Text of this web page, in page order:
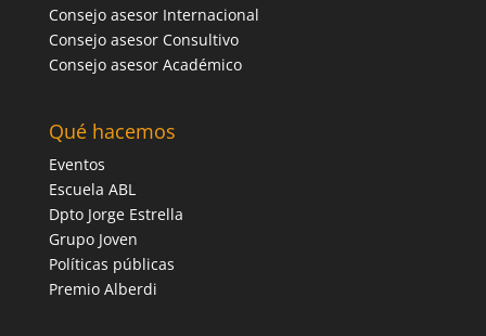
Consejo asesor Internacional
Consejo asesor Consultivo
Consejo asesor Académico
Qué hacemos
Eventos
Escuela ABL
Dpto Jorge Estrella
Grupo Joven
Políticas públicas
Premio Alberdi